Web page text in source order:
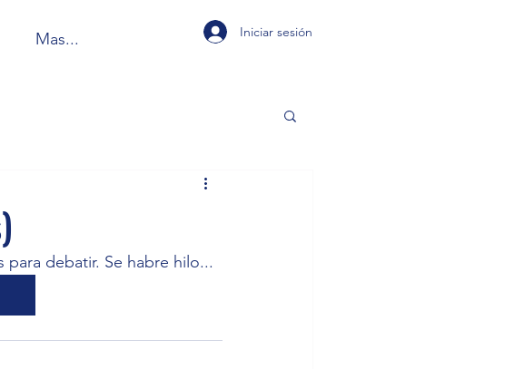
Mas... Iniciar sesión
debatir. Se habre hilo...